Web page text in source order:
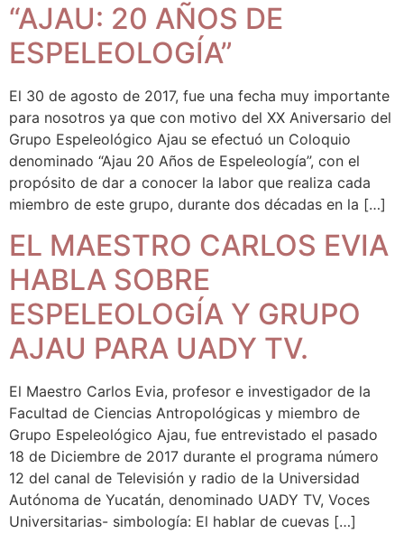
“AJAU: 20 AÑOS DE
ESPELEOLOGÍA”
El 30 de agosto de 2017, fue una fecha muy importante
para nosotros ya que con motivo del XX Aniversario del
Grupo Espeleológico Ajau se efectuó un Coloquio
denominado “Ajau 20 Años de Espeleología”, con el
propósito de dar a conocer la labor que realiza cada
miembro de este grupo, durante dos décadas en la […]
EL MAESTRO CARLOS EVIA
HABLA SOBRE
ESPELEOLOGÍA Y GRUPO
AJAU PARA UADY TV.
El Maestro Carlos Evia, profesor e investigador de la
Facultad de Ciencias Antropológicas y miembro de
Grupo Espeleológico Ajau, fue entrevistado el pasado
18 de Diciembre de 2017 durante el programa número
12 del canal de Televisión y radio de la Universidad
Autónoma de Yucatán, denominado UADY TV, Voces
Universitarias- simbología: El hablar de cuevas […]